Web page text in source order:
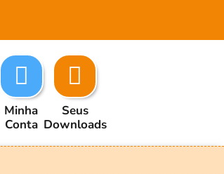
Minha
Conta
Seus
Downloads